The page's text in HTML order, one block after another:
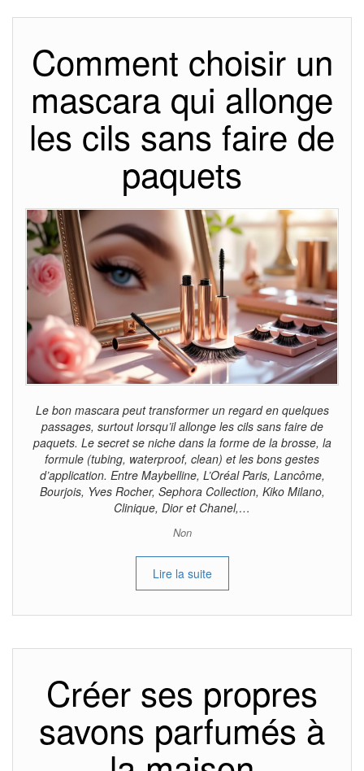
Comment choisir un
mascara qui allonge
les cils sans faire de
paquets
Le bon mascara peut transformer un regard en quelques
passages, surtout lorsqu’il allonge les cils sans faire de
paquets. Le secret se niche dans la forme de la brosse, la
formule (tubing, waterproof, clean) et les bons gestes
d’application. Entre Maybelline, L’Oréal Paris, Lancôme,
Bourjois, Yves Rocher, Sephora Collection, Kiko Milano,
Clinique, Dior et Chanel,…
Non
Lire la suite
Créer ses propres
savons parfumés à